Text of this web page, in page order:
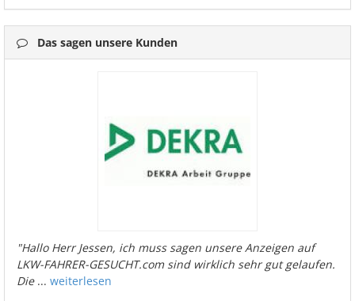
Das sagen unsere Kunden
"Hallo Herr Jessen, ich muss sagen unsere Anzeigen auf
LKW-FAHRER-GESUCHT.com sind wirklich sehr gut gelaufen.
Die... weiterlesen